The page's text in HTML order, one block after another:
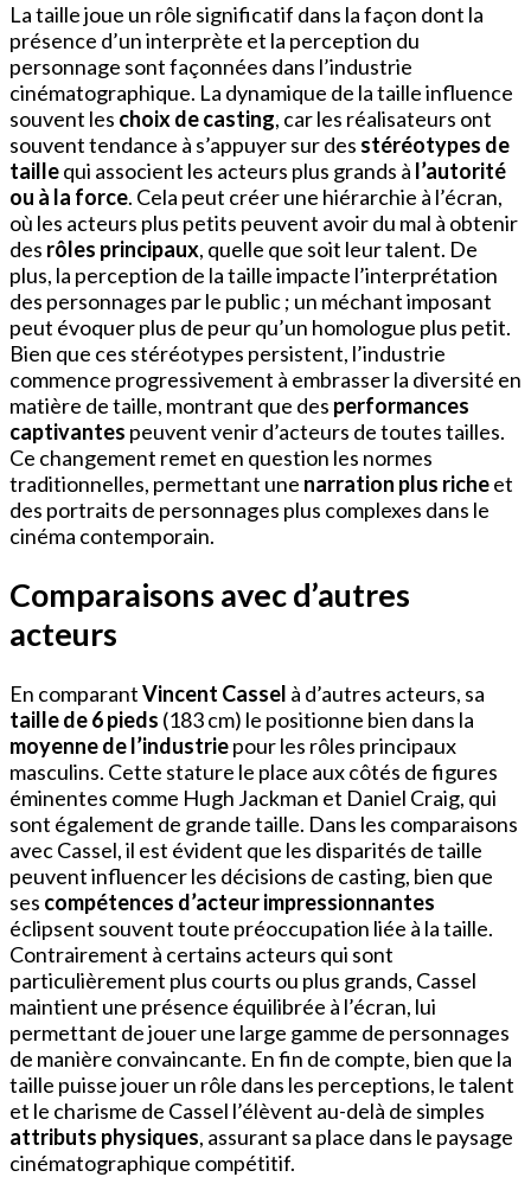
La taille joue un rôle significatif dans la façon dont la
présence d’un interprète et la perception du
personnage sont façonnées dans l’industrie
cinématographique. La dynamique de la taille influence
souvent les choix de casting, car les réalisateurs ont
souvent tendance à s’appuyer sur des stéréotypes de
taillequi associent les acteurs plus grands à l’autorité
ou à la force. Cela peut créer une hiérarchie à l’écran,
où les acteurs plus petits peuvent avoir du mal à obtenir
des rôles principaux, quelle que soit leur talent. De
plus, la perception de la taille impacte l’interprétation
des personnages par le public ; un méchant imposant
peut évoquer plus de peur qu’un homologue plus petit.
Bien que ces stéréotypes persistent, l’industrie
commence progressivement à embrasser la diversité en
matière de taille, montrant que des performances
captivantes peuvent venir d’acteurs de toutes tailles.
Ce changement remet en question les normes
traditionnelles, permettant une narration plus richeet
des portraits de personnages plus complexes dans le
cinéma contemporain.
Comparaisons avec d’autres
acteurs
En comparantVincent Cassel à d’autres acteurs, sa
taille de 6 pieds (183 cm) le positionne bien dans la
moyenne de l’industriepour les rôles principaux
masculins. Cette stature le place aux côtés de figures
éminentes comme Hugh Jackman et Daniel Craig, qui
sont également de grande taille. Dans les comparaisons
avec Cassel, il est évident que les disparités de taille
peuvent influencer les décisions de casting, bien que
ses compétences d’acteur impressionnantes
éclipsent souvent toute préoccupation liée à la taille.
Contrairement à certains acteurs qui sont
particulièrement plus courts ou plus grands, Cassel
maintient une présence équilibrée à l’écran, lui
permettant de jouer une large gamme de personnages
de manière convaincante. En fin de compte, bien que la
taille puisse jouer un rôle dans les perceptions, le talent
et le charisme de Cassel l’élèvent au-delà de simples
attributs physiques, assurant sa place dans le paysage
cinématographique compétitif.